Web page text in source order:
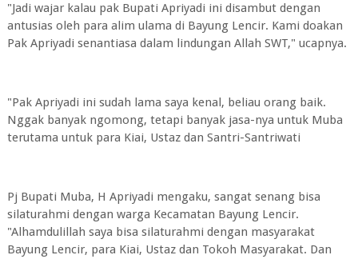
"Jadi wajar kalau pak Bupati Apriyadi ini disambut dengan
antusias oleh para alim ulama di Bayung Lencir. Kami doakan
Pak Apriyadi senantiasa dalam lindungan Allah SWT," ucapnya.
"Pak Apriyadi ini sudah lama saya kenal, beliau orang baik.
Nggak banyak ngomong, tetapi banyak jasa-nya untuk Muba
terutama untuk para Kiai, Ustaz dan Santri-Santriwati
Pj Bupati Muba, H Apriyadi mengaku, sangat senang bisa
silaturahmi dengan warga Kecamatan Bayung Lencir.
"Alhamdulillah saya bisa silaturahmi dengan masyarakat
Bayung Lencir, para Kiai, Ustaz dan Tokoh Masyarakat. Dan